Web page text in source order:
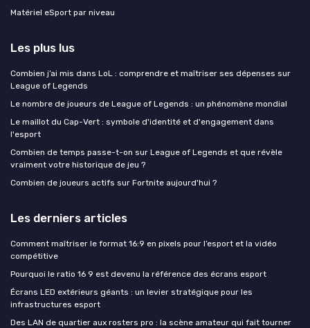
Matériel eSport par niveau
Les plus lus
Combien j’ai mis dans LoL : comprendre et maîtriser ses dépenses sur
League of Legends
Le nombre de joueurs de League of Legends : un phénomène mondial
Le maillot du Cap-Vert : symbole d'identité et d'engagement dans
l'esport
Combien de temps passe-t-on sur League of Legends et que révèle
vraiment votre historique de jeu ?
Combien de joueurs actifs sur Fortnite aujourd'hui ?
Les derniers articles
Comment maîtriser le format 16:9 en pixels pour l’esport et la vidéo
compétitive
Pourquoi le ratio 16 9 est devenu la référence des écrans esport
Écrans LED extérieurs géants : un levier stratégique pour les
infrastructures esport
Des LAN de quartier aux rosters pro : la scène amateur qui fait tourner